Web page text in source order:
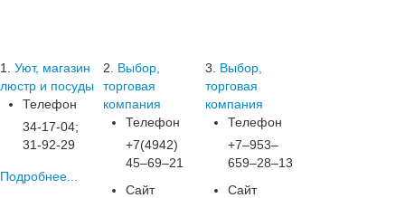
1.
Уют, магазин
люстр и посуды
Телефон
34-17-04;
31-92-29
Подробнее...
2.
Выбор,
торговая
компания
Телефон
+7(4942)
45‒69‒21
Сайт
3.
Выбор,
торговая
компания
Телефон
+7‒953‒
659‒28‒13
Сайт